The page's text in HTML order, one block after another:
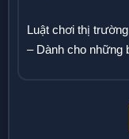
Luật chơi thị
– Dành cho những